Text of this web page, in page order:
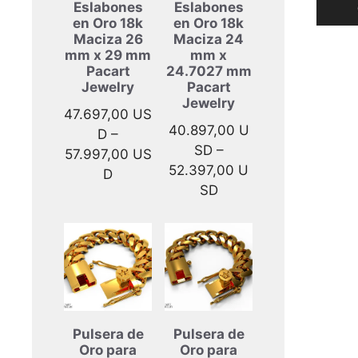
Eslabones
en Oro 18k
Maciza 26
mm x 29 mm
Pacart
Jewelry
47.697,00 US
D –
57.997,00 US
DRango
desde
47.697,00 USD
hasta
57.997,00 USD
Eslabones
en Oro 18k
Maciza 24
mm x
24.7027 mm
Pacart
Jewelry
40.897,00 U
SD –
52.397,00 U
SDRango
precios:
desde
40.897,00 USD
hasta
52.397,00 USD
Pulsera de
Oro para
Pulsera de
Oro para